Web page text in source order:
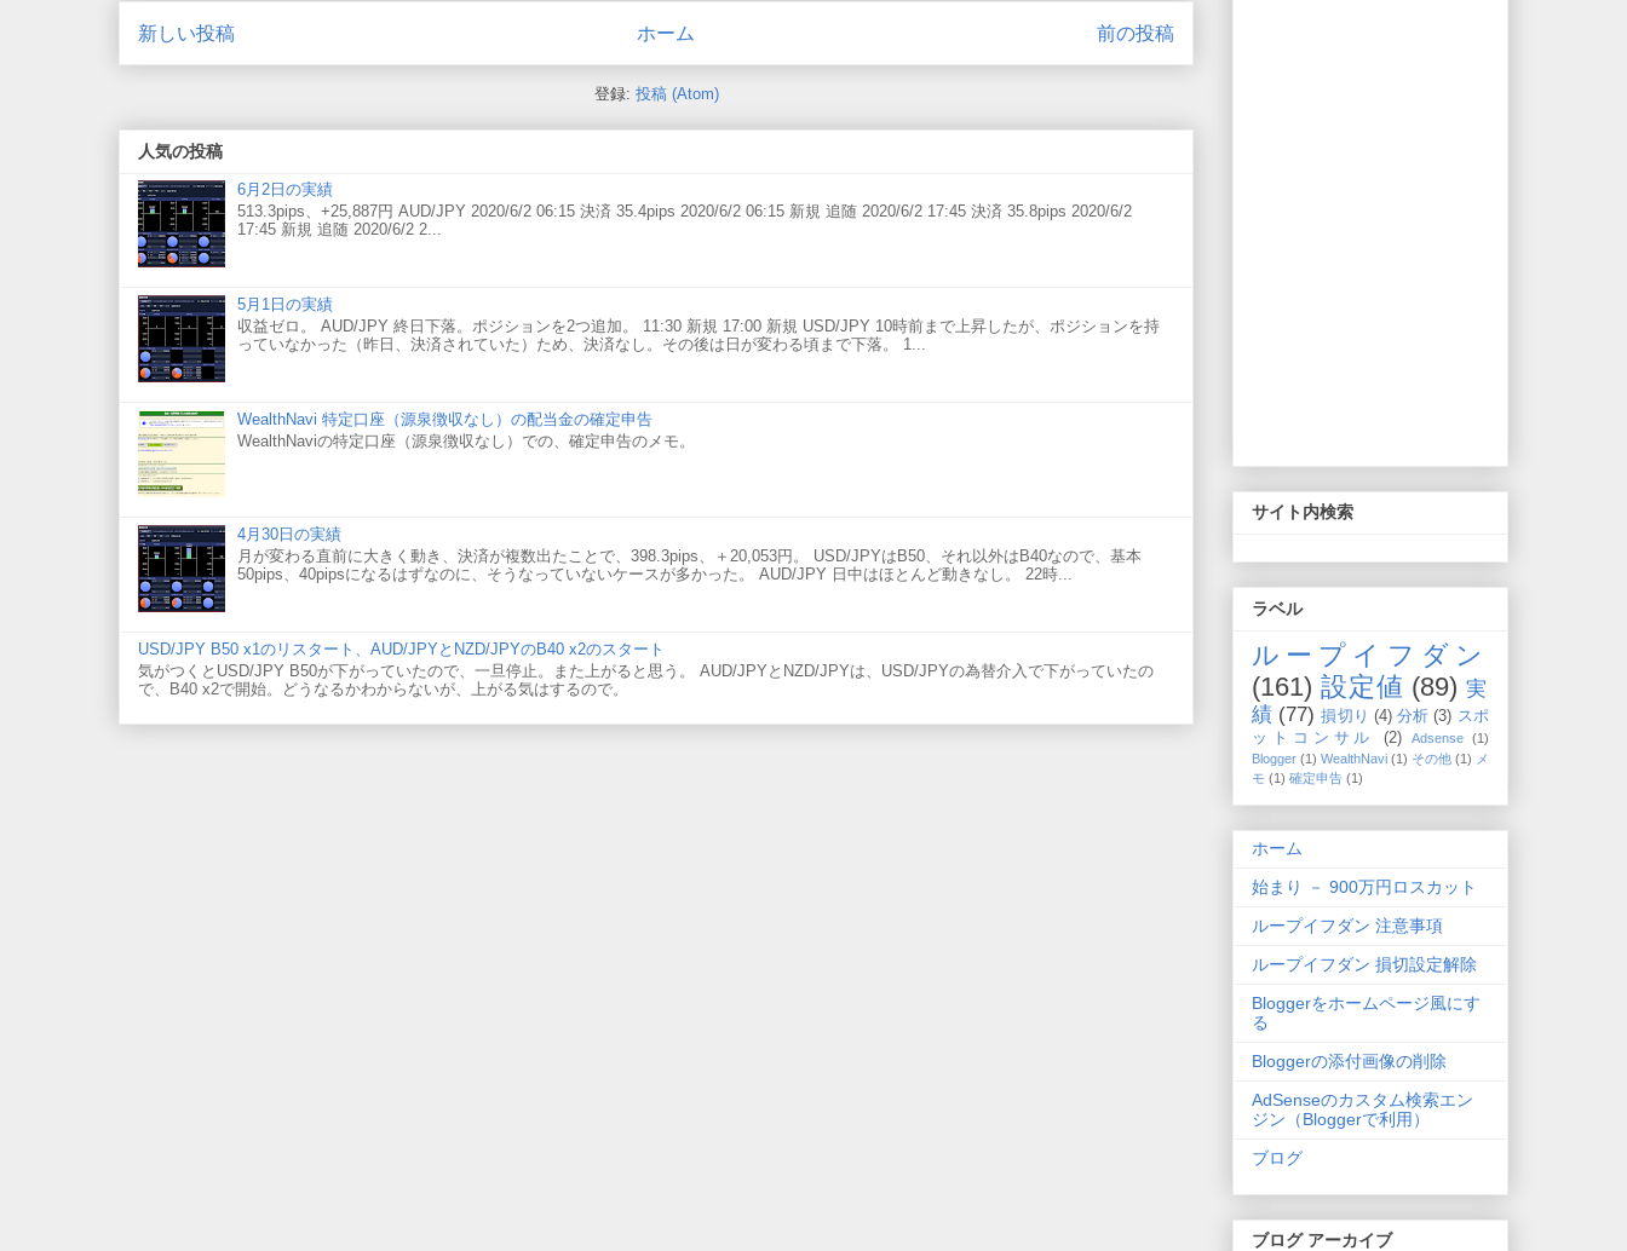
新しい投稿 前の投稿
ホーム
登録: 投稿 (Atom)
人気の投稿
6月2日の実績
513.3pips、+25,887円 AUD/JPY 2020/6/2 06:15 決済 35.4pips 2020/6/2 06:15 新規 追随 2020/6/2 17:45 決済 35.8pips 2020/6/2
17:45 新規 追随 2020/6/2 2...
5月1日の実績
収益ゼロ。 AUD/JPY 終日下落。ポジションを2つ追加。 11:30 新規 17:00 新規 USD/JPY 10時前まで上昇したが、ポジションを持
っていなかった（昨日、決済されていた）ため、決済なし。その後は日が変わる頃まで下落。 1...
WealthNavi 特定口座（源泉徴収なし）の配当金の確定申告
WealthNaviの特定口座（源泉徴収なし）での、確定申告のメモ。
4月30日の実績
月が変わる直前に大きく動き、決済が複数出たことで、398.3pips、＋20,053円。 USD/JPYはB50、それ以外はB40なので、基本
50pips、40pipsになるはずなのに、そうなっていないケースが多かった。 AUD/JPY 日中はほとんど動きなし。 22時...
USD/JPY B50 x1のリスタート、AUD/JPYとNZD/JPYのB40 x2のスタート
気がつくとUSD/JPY B50が下がっていたので、一旦停止。また上がると思う。 AUD/JPYとNZD/JPYは、USD/JPYの為替介入で下がっていたの
で、B40 x2で開始。どうなるかわからないが、上がる気はするので。
サイト内検索
ラベル
ループイフダン
(161) 設定値 (89) 実
績 (77) 損切り (4) 分析 (3) スポ
ットコンサル
(2) Adsense (1)
Blogger (1) WealthNavi (1) その他 (1) メ
モ (1) 確定申告 (1)
ホーム
始まり － 900万円ロスカット
ループイフダン 注意事項
ループイフダン 損切設定解除
Bloggerをホームページ風にす
る
Bloggerの添付画像の削除
AdSenseのカスタム検索エン
ジン（Bloggerで利用）
ブログ
ブログ アーカイブ